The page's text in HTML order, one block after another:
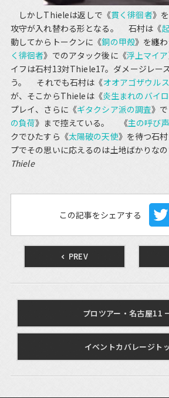
しかしThieleは返しで《貫く徘徊者》
攻守が入れ替わる形となる。 石村は《
動してからトークンに《銅の甲殻》を纏
く徘徊者》でのアタック後に《浮上マイア
イフは石村13対Thiele17。ダメージレー
う。 それでも石村は《オオアゴザウルス
が、そこからThieleは《炎生まれのバイ
プレイ、さらに《ギタクシア派の調査》
の負荷》まで控えている。 《主の呼び声
クでひたすら《太陽破の天使》を待つ石
プでその思いに応えるのは土地ばかりな
Thiele
この記事をシェアする
PREV
プロツアー・名古屋11
イベントカバレージト